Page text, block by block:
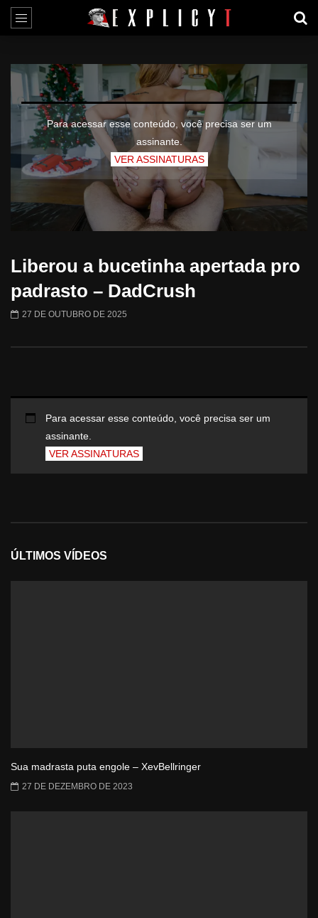
Para acessar esse conteúdo, você precisa ser um
assinante.
VER ASSINATURAS
Liberou a bucetinha apertada pro
padrasto – DadCrush
27 DE OUTUBRO DE 2025
Para acessar esse conteúdo, você precisa ser um
assinante.
VER ASSINATURAS
ÚLTIMOS VÍDEOS
Sua madrasta puta engole – XevBellringer
27 DE DEZEMBRO DE 2023